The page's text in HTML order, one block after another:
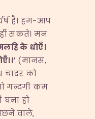
है। हम-आप
सकते। मन
के धोएँ।
’ (मानस,
को
गन्दगी कम
हो
वाले,